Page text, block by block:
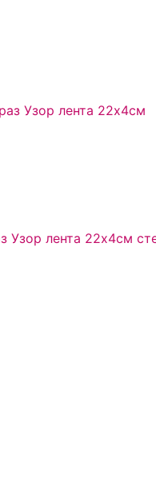
Узор лента 22х4см